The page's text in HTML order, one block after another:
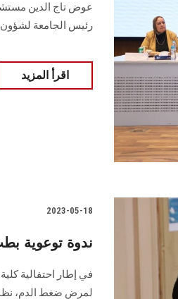
عوض تاج الدين
رئيس الجامعة لشؤون
اقرأ المزيد
2023-05-18
ندوة توعوية
في إطار احتفالية
لمرض ضغط الدم،